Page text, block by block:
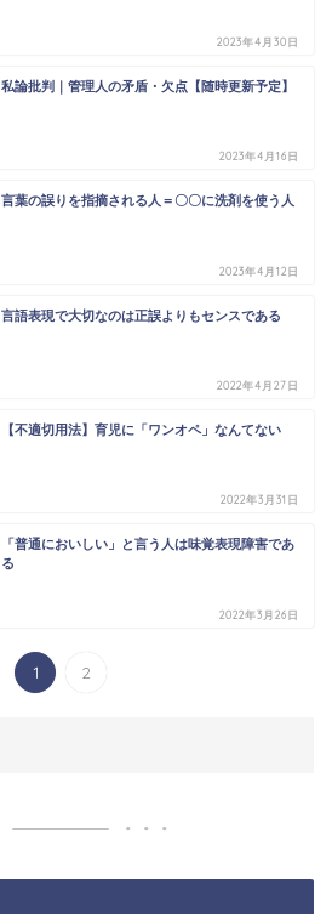
2023年4月30日
私論批判｜管理人の矛盾・欠点【随時更新予定】
2023年4月16日
言葉の誤りを指摘される人＝〇〇に洗剤を使う人
2023年4月12日
言語表現で大切なのは正誤よりもセンスである
2022年4月27日
【不適切用法】育児に「ワンオペ」なんてない
2022年3月31日
「普通においしい」と言う人は味覚表現障害であ
る
2022年3月26日
1 2